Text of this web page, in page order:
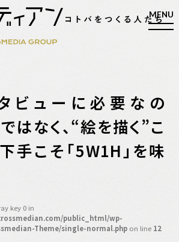
検索
きるまで
的経営
ビューに必要なの
はなく、“絵を描く”こ
手こそ「5W1H」を味
key 0 in
public_html/wp-
Theme/single-normal.php on line 12